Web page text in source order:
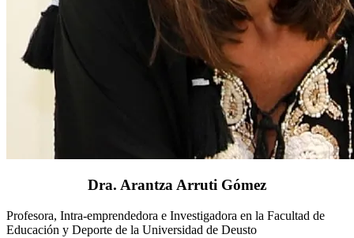
Dra. Arantza Arruti Gómez
Profesora, Intra-emprendedora e Investigadora en la Facultad de
Educación y Deporte de la Universidad de Deusto